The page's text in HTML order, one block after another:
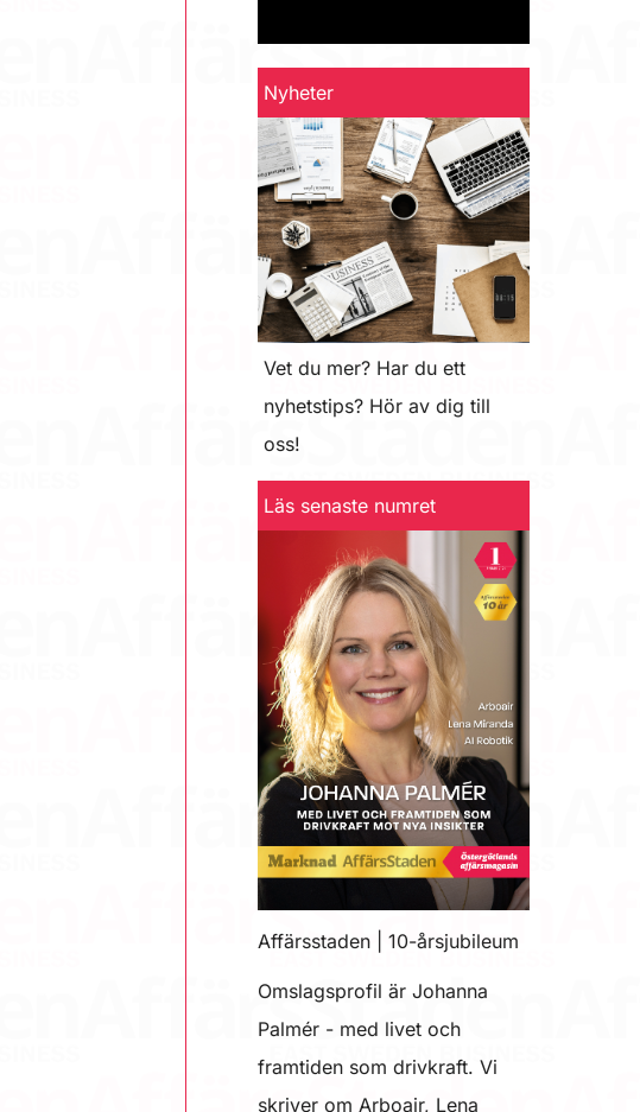
Nyheter
Vet du mer? Har du ett
nyhetstips? Hör av dig till
oss!
Läs senaste numret
Affärsstaden | 10-årsjubileum
Omslagsprofil är Johanna
Palmér - med livet och
framtiden som drivkraft. Vi
skriver om Arboair, Lena